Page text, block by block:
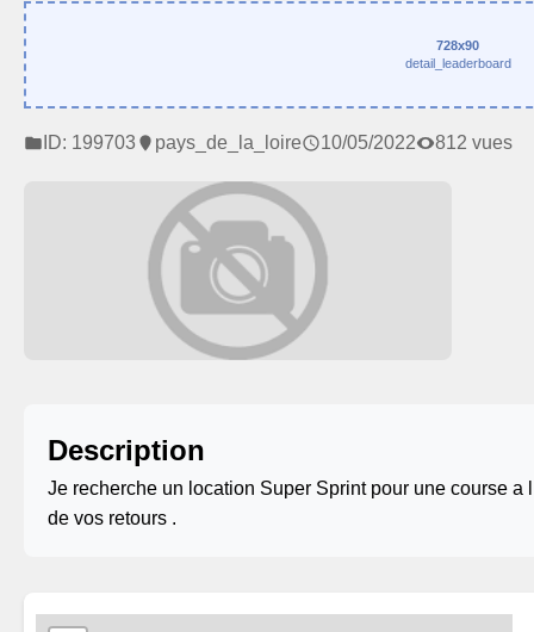
728x90
detail_leaderboard
ID: 199703 pays_de_la_loire 10/05/2022 812 vues
Description
Je recherche un location Super Sprint pour une course a
de vos retours .